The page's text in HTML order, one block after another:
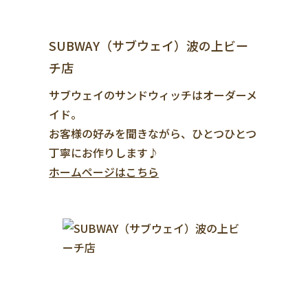
SUBWAY（サブウェイ）波の上ビー
チ店
サブウェイのサンドウィッチはオーダーメ
イド。
お客様の好みを聞きながら、ひとつひとつ
丁寧にお作りします♪
ホームページはこちら